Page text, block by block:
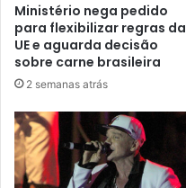
Ministério nega pedido
para flexibilizar regras da
UE e aguarda decisão
sobre carne brasileira
2 semanas atrás